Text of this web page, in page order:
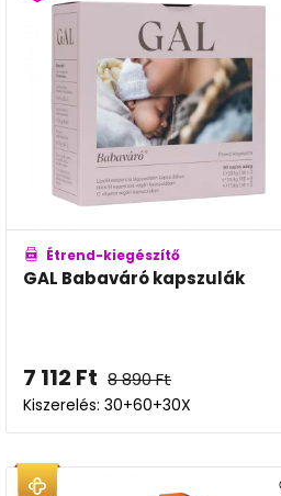
Étrend-kiegészítő
GAL Babaváró kapszulák
7 112 Ft 8 890Ft
Kiszerelés: 30+60+30X